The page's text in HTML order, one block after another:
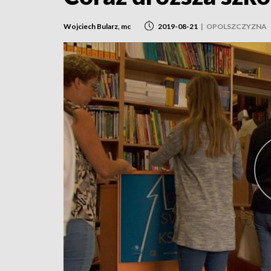
Wojciech Bularz, mc 2019-08-21 | OPOLSZCZYZNA